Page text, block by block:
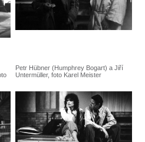
Petr Hübner (Humphrey Bogart) a Jiří
Untermüller, foto Karel Meister